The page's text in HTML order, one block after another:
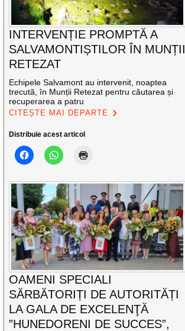
INTERVENȚIE PROMPTĂ A
SALVAMONTIȘTILOR ÎN MUNȚII
RETEZAT
Echipele Salvamont au intervenit, noaptea
trecută, în Munții Retezat pentru căutarea și
recuperarea a patru
CITEȘTE MAI DEPARTE
Distribuie acest articol
OAMENI SPECIALI
SĂRBĂTORIȚI DE AUTORITĂȚI
LA GALA DE EXCELENŢĂ
”HUNEDORENI DE SUCCES”,